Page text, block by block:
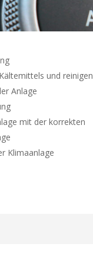
und reinigen
Anlage
mit der korrekten
Klimaanlage